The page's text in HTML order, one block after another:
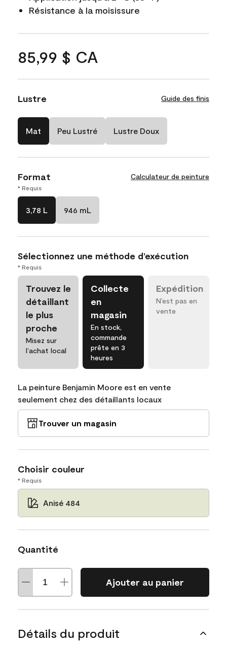
Résistance à la moisissure
85,99 $ CA
Lustre Guide des finis
Mat Peu Lustré Lustre Doux
Format Calculateur de peinture
* Requis
3,78 L 946 mL
Sélectionnez une méthode d’exécution
* Requis
Trouvez le
détaillant
le plus
proche
Misez sur
l’achat local
Collecte
en
magasin
En stock,
commande
prête en 3
heures
Expédition
N’est pas en
vente
La peinture Benjamin Moore est en vente
seulement chez des détaillants locaux
Trouver un magasin
Choisir couleur
* Requis
Anisé 484
Quantité
Ajouter au panier
Détails du produit